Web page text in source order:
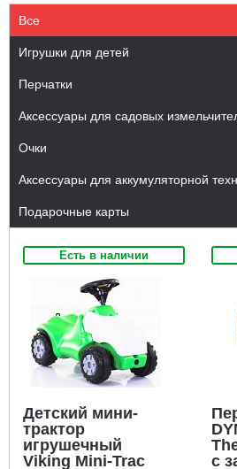
Все
Игрушки для детей
Перчатки
Аксессуары для садовых
Очки
Аксессуары для аккумуляторной
Подарочные карты
Есть в наличии
Детский мини-
трактор
игрушечный
Viking Mini-Trac
с